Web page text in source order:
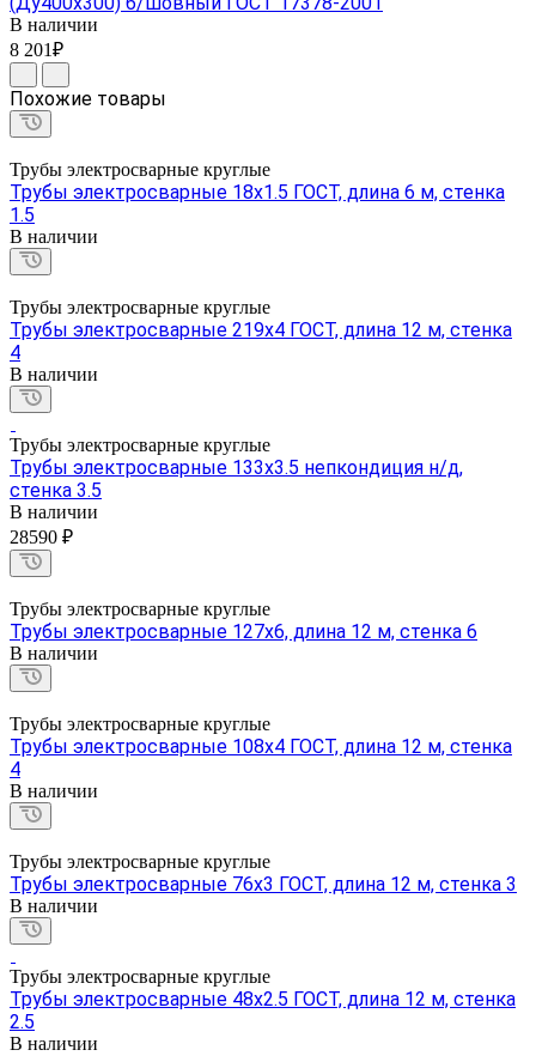
В наличии
8 201₽
Похожие товары
Трубы электросварные круглые
Трубы электросварные 18х1.5 ГОСТ, длина 6 м, стенка
1.5
В наличии
Трубы электросварные круглые
Трубы электросварные 219х4 ГОСТ, длина 12 м, стенка
4
В наличии
Трубы электросварные круглые
Трубы электросварные 133х3.5 непкондиция н/д,
стенка 3.5
В наличии
28590 ₽
Трубы электросварные круглые
Трубы электросварные 127х6, длина 12 м, стенка 6
В наличии
Трубы электросварные круглые
Трубы электросварные 108х4 ГОСТ, длина 12 м, стенка
4
В наличии
Трубы электросварные круглые
Трубы электросварные 76х3 ГОСТ, длина 12 м, стенка 3
В наличии
Трубы электросварные круглые
Трубы электросварные 48х2.5 ГОСТ, длина 12 м, стенка
2.5
В наличии